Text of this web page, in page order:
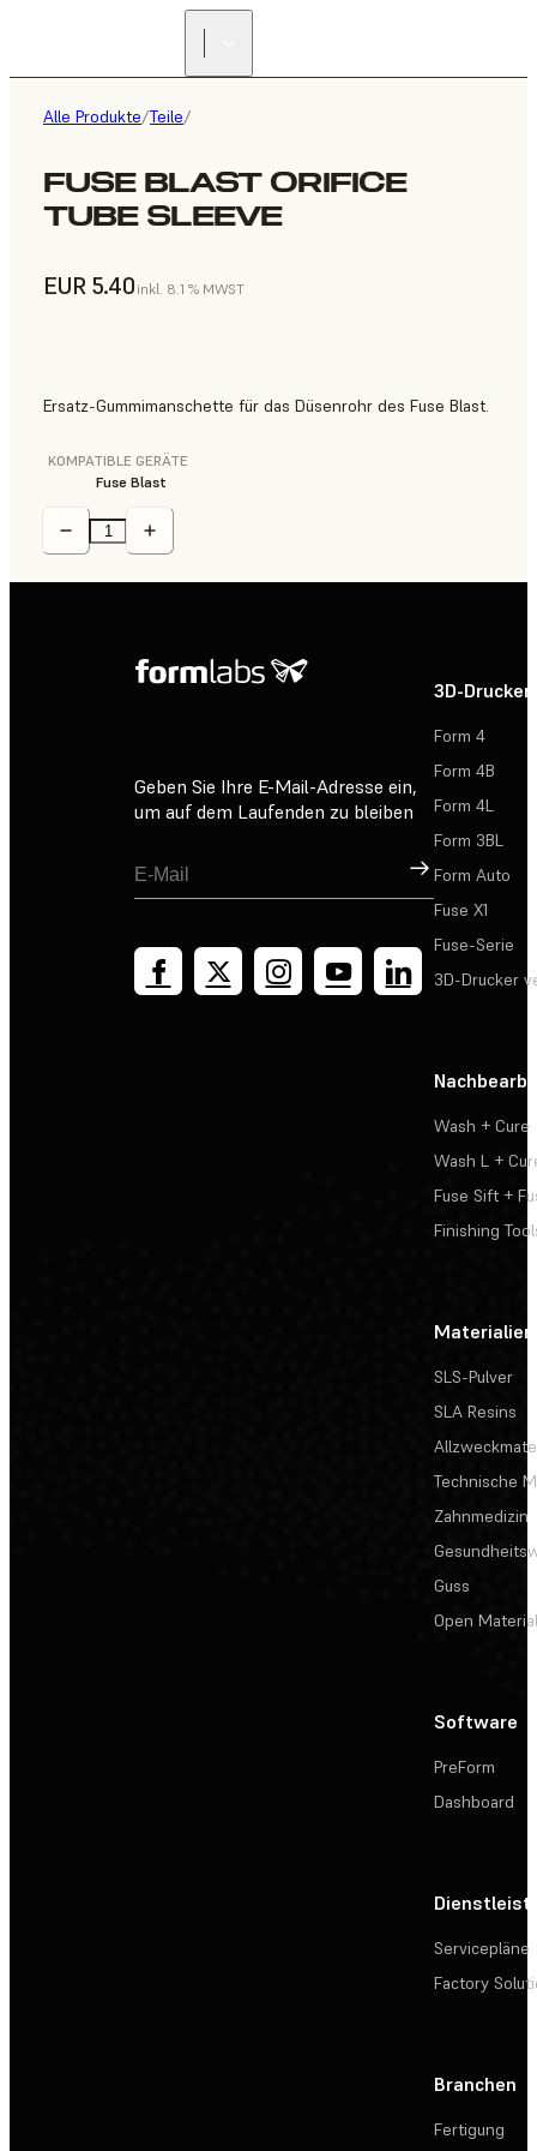
Alle Produkte/Teile/
FUSE BLAST ORIFICE
TUBE SLEEVE
EUR 5.40 inkl. 8.1 % MWST
Ersatz-Gummimanschette für das Düsenrohr des Fuse Blast.
KOMPATIBLE GERÄTE
Fuse Blast
Geben Sie Ihre E-Mail-Adresse ein,
um auf dem Laufenden zu bleiben
Registrieren
3D-Drucker
Form 4
Form 4B
Form 4L
Form 3BL
Form Auto
Fuse X1
Fuse-Serie
3D-Drucker
Wash + Cure
Wash L +
Fuse Sift +
Finishing
Materialien
SLS-Pulver
SLA Resins
Technische
Zahnmedizin
Guss
Open
Software
PreForm
Dashboard
Servicepläne
Factory
Branchen
Fertigung